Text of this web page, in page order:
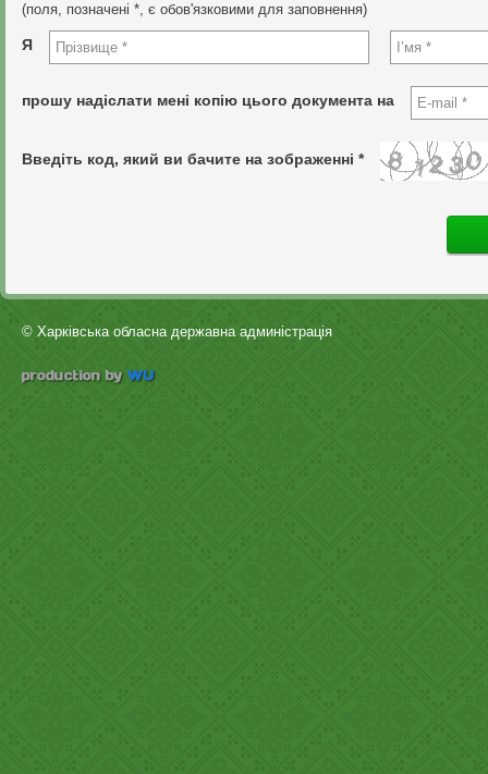
(поля, позначені *, є обов'язковими для заповнення)
Я
прошу надіслати мені копію цього документа на
Введіть код, який ви бачите на зображенні *
© Харківська обласна державна админістрація